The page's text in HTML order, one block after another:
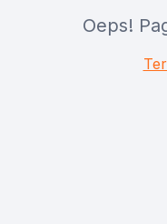
Oeps!